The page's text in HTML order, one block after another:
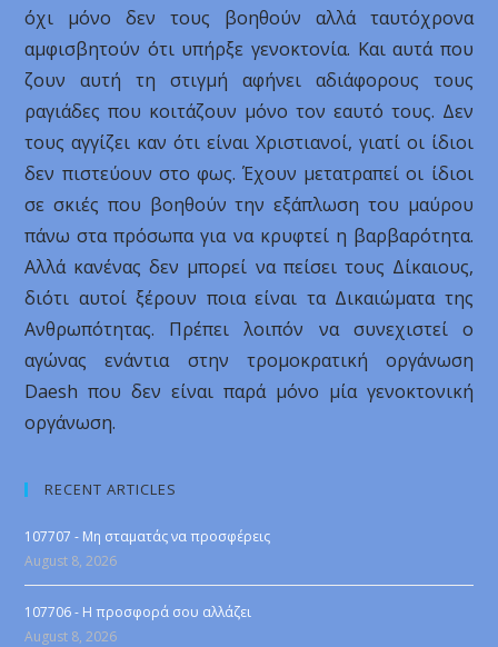
όχι μόνο δεν τους βοηθούν αλλά ταυτόχρονα
αμφισβητούν ότι υπήρξε γενοκτονία. Και αυτά που
ζουν αυτή τη στιγμή αφήνει αδιάφορους τους
ραγιάδες που κοιτάζουν μόνο τον εαυτό τους. Δεν
τους αγγίζει καν ότι είναι Χριστιανοί, γιατί οι ίδιοι
δεν πιστεύουν στο φως. Έχουν μετατραπεί οι ίδιοι
σε σκιές που βοηθούν την εξάπλωση του μαύρου
πάνω στα πρόσωπα για να κρυφτεί η βαρβαρότητα.
Αλλά κανένας δεν μπορεί να πείσει τους Δίκαιους,
διότι αυτοί ξέρουν ποια είναι τα Δικαιώματα της
Ανθρωπότητας. Πρέπει λοιπόν να συνεχιστεί ο
αγώνας ενάντια στην τρομοκρατική οργάνωση
Daesh που δεν είναι παρά μόνο μία γενοκτονική
οργάνωση.
RECENT ARTICLES
107707 - Μη σταματάς να προσφέρεις
August 8, 2026
107706 - Η προσφορά σου αλλάζει
August 8, 2026